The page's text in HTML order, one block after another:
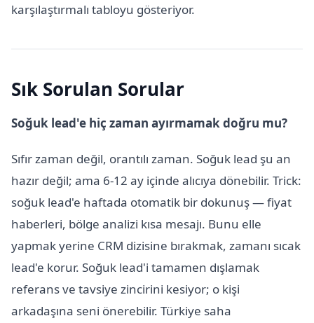
karşılaştırmalı tabloyu gösteriyor.
Sık Sorulan Sorular
Soğuk lead'e hiç zaman ayırmamak doğru mu?
Sıfır zaman değil, orantılı zaman. Soğuk lead şu an
hazır değil; ama 6-12 ay içinde alıcıya dönebilir. Trick:
soğuk lead'e haftada otomatik bir dokunuş — fiyat
haberleri, bölge analizi kısa mesajı. Bunu elle
yapmak yerine CRM dizisine bırakmak, zamanı sıcak
lead'e korur. Soğuk lead'i tamamen dışlamak
referans ve tavsiye zincirini kesiyor; o kişi
arkadaşına seni önerebilir. Türkiye saha